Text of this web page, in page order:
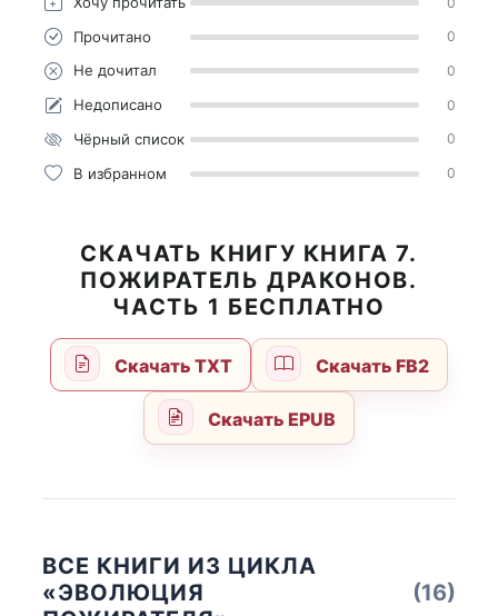
Прочитано 0
Не дочитал 0
Недописано 0
Чёрный список 0
В избранном 0
СКАЧАТЬ КНИГУ КНИГА 7.
ПОЖИРАТЕЛЬ ДРАКОНОВ.
ЧАСТЬ 1 БЕСПЛАТНО
Скачать TXT Скачать FB2
Скачать EPUB
ВСЕ КНИГИ ИЗ ЦИКЛА
«ЭВОЛЮЦИЯ
(16)